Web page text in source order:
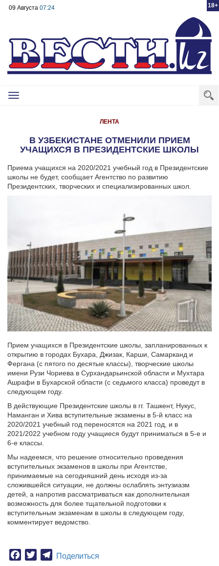
18+
09 Августа 07:24
Toggle
ЛЕНТА
В УЗБЕКИСТАНЕ ОТМЕНИЛИ ПРИЕМ
УЧАЩИХСЯ В ПРЕЗИДЕНТСКИЕ ШКОЛЫ
Приема учащихся на 2020/2021 учебный год в Президентские
школы не будет, сообщает Агентство по развитию
Президентских, творческих и специализированных школ.
Прием учащихся в Президентские школы, запланированных к
открытию в городах Бухара, Джизак, Карши, Самарканд и
Фергана (с пятого по десятые классы), творческие школы
имени Рузи Чориева в Сурхандарьинской области и Мухтара
Ашрафи в Бухарской области (с седьмого класса) проведут в
следующем году.
В действующие Президентские школы в гг. Ташкент, Нукус,
Наманган и Хива вступительные экзамены в 5-й класс на
2020/2021 учебный год переносятся на 2021 год, и в
2021/2022 учебном году учащиеся будут приниматься в 5-е и
6-е классы.
Мы надеемся, что решение относительно проведения
вступительных экзаменов в школы при Агентстве,
принимаемые на сегодняшний день исходя из-за
сложившейся ситуации, не должны ослаблять энтузиазм
детей, а напротив рассматриваться как дополнительная
возможность для более тщательной подготовки к
вступительным экзаменам в школы в следующем году,
комментирует ведомство.
Facebook
TwitterTelegram
Поделиться